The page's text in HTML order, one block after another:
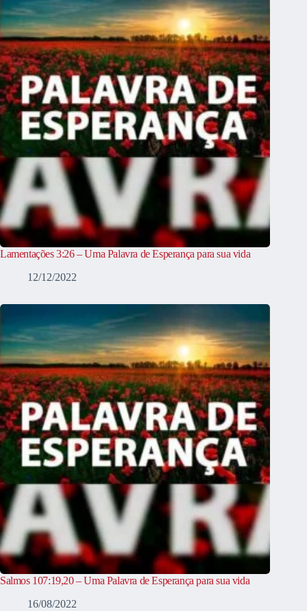
Lamentações 3:26 – Uma Palavra de Esperança para sua vida
12/12/2022
Salmos 107:19,20 – Uma Palavra de Esperança para sua vida
16/08/2022